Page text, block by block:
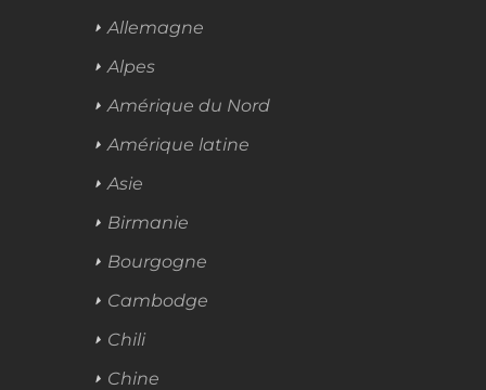
Allemagne
Alpes
Amérique du Nord
Amérique latine
Asie
Birmanie
Bourgogne
Cambodge
Chili
Chine